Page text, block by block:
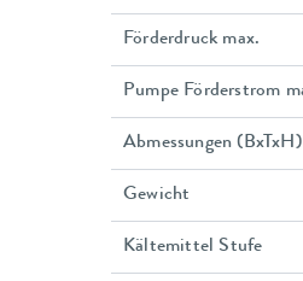
Förderdruck max.
Pumpe Förderstrom
Abmessungen (BxTxH)
Gewicht
Kältemittel Stufe